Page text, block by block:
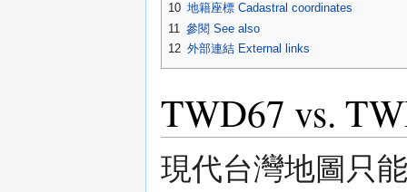
10 地籍座標 Cadastral coordinates
11 參閱 See also
12 外部連結 External links
TWD67 vs.
現代台灣地圖只